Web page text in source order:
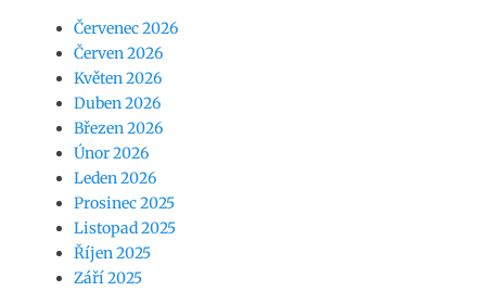
Červenec 2026
Červen 2026
Květen 2026
Duben 2026
Březen 2026
Únor 2026
Leden 2026
Prosinec 2025
Listopad 2025
Říjen 2025
Září 2025